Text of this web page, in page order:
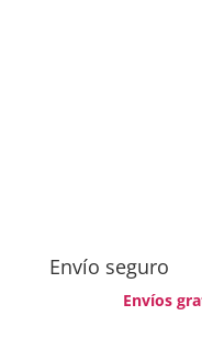
Envío seguro
Envíos